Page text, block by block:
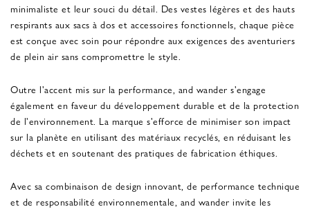
minimaliste et leur souci du détail. Des vestes légères et des hauts
respirants aux sacs à dos et accessoires fonctionnels, chaque pièce
est conçue avec soin pour répondre aux exigences des aventuriers
de plein air sans compromettre le style.
Outre l'accent mis sur la performance, and wander s'engage
également en faveur du développement durable et de la protection
de l'environnement. La marque s'efforce de minimiser son impact
sur la planète en utilisant des matériaux recyclés, en réduisant les
déchets et en soutenant des pratiques de fabrication éthiques.
Avec sa combinaison de design innovant, de performance technique
et de responsabilité environnementale, and wander invite les